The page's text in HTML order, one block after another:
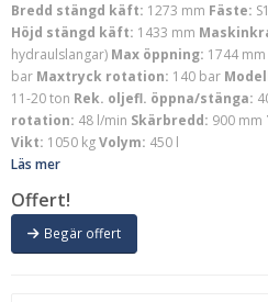
Bredd stängd käft: 1273 mm Fäste:
Höjd stängd käft: 1433 mm
hydraulslangar) Max öppning: 1744 mm
bar Maxtryck rotation: 140 bar
11-20 ton Rek. oljefl. öppna/stänga:
rotation: 48 l/min Skärbredd: 900 mm
Vikt: 1050 kgVolym: 450 l
Läs mer
Offert!
Begär offert